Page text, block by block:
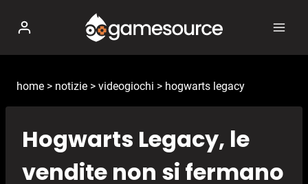
contenuto
home > notizie > videogiochi > hogwarts legacy
Hogwarts Legacy, le
vendite non si fermano